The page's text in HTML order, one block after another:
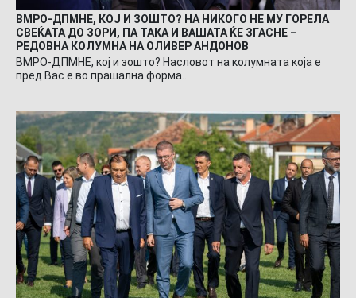
ВМРО-ДПМНЕ, КОЈ И ЗОШТО? НА НИКОГО НЕ МУ ГОРЕЛА
СВЕЌАТА ДО ЗОРИ, ПА ТАКА И ВАШАТА ЌЕ ЗГАСНЕ –
РЕДОВНА КОЛУМНА НА ОЛИВЕР АНДОНОВ
ВМРО-ДПМНЕ, кој и зошто? Насловот на колумната која е
пред Вас е во прашална форма…